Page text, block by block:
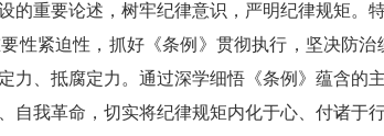
的重要论述，树牢纪律意识，严明纪律规矩
性紧迫性，抓好《条例》贯彻执行，坚决防
力、抵腐定力。通过深学细悟《条例》蕴含
自我革命，切实将纪律规矩内化于心、付诸